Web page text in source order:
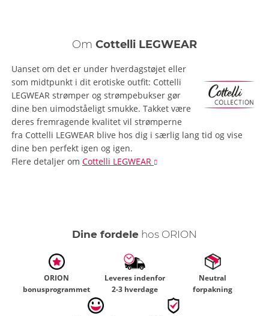
Om Cottelli LEGWEAR
Uanset om det er under hverdagstøjet eller
som midtpunkt i dit erotiske outfit: Cottelli
LEGWEAR strømper og strømpebukser gør
dine ben uimodståeligt smukke. Takket være
deres fremragende kvalitet vil strømperne
fra Cottelli LEGWEAR blive hos dig i særlig lang tid og vise
dine ben perfekt igen og igen.
Flere detaljer om Cottelli LEGWEAR
Dine fordele hos ORION
ORION
bonusprogrammet
Leveres indenfor
2-3 hverdage
Neutral
forpakning